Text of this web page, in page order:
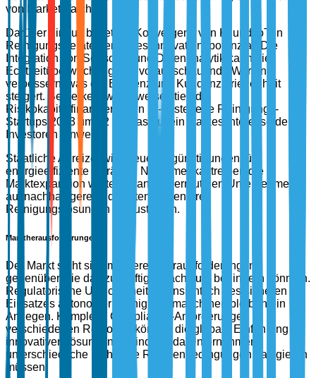
von MarketWatch.
Darüber hinaus bietet die Konvergenz von KI und IoT in
Reinigungsgeräten enormes Innovationspotenzial. Die
Integration von Sensoren und Datenanalytik kann die
Echtzeitüberwachung und vorausschauende Wartung
verbessern, was die Effizienz und Kundenzufriedenheit
steigert. Bemerkenswerterweise stieg die
Risikokapitalfinanzierung in KI-gesteuerte Reinigungs-
Startups 2023 um 22 %, was auf ein starkes Interesse der
Investoren hinweist.
Staatliche Anreize, wie Steuervergünstigungen für
energieeffiziente Geräte in Nordamerika, treiben die
Marktexpansion weiter voran und ermutigen Unternehmen,
auf nachhaltigere und kosteneffizientere
Reinigungslösungen umzusteigen.
Marktherausforderungen
Der Markt sieht sich mehreren Herausforderungen
gegenüber, die das zukünftige Wachstum behindern könnten.
Regulatorische Unsicherheiten hinsichtlich des sicheren
Einsatzes autonomer Reinigungsmaschinen bleiben ein
Anliegen. Komplexe Compliance-Anforderungen in
verschiedenen Regionen können die globale Einführung
innovativer Lösungen behindern, da Unternehmen
unterschiedliche rechtliche Rahmenbedingungen navigieren
müssen.